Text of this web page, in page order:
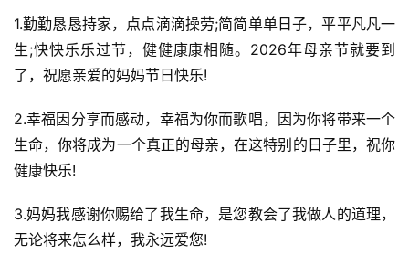
1.勤勤恳恳持家，点点滴滴操劳;简简单单日子，平平凡凡一
生;快快乐乐过节，健健康康相随。2026年母亲节就要到
了，祝愿亲爱的妈妈节日快乐!
2.幸福因分享而感动，幸福为你而歌唱，因为你将带来一个
生命，你将成为一个真正的母亲，在这特别的日子里，祝你
健康快乐!
3.妈妈我感谢你赐给了我生命，是您教会了我做人的道理，
无论将来怎么样，我永远爱您!